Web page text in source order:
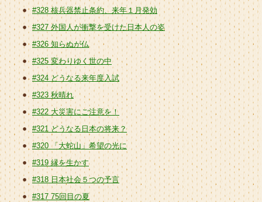
#328 核兵器禁止条約、来年１月発効
#327 外国人が衝撃を受けた日本人の姿
#326 知らぬが仏
#325 変わりゆく世の中
#324 どうなる来年度入試
#323 秋晴れ
#322 大災害にご注意を！
#321 どうなる日本の将来？
#320 「大蛇山」希望の光に
#319 縁を生かす
#318 日本社会５つの予言
#317 75回目の夏